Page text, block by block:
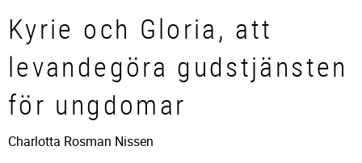
Kyrie och Gloria, att
levandegöra gudstjänsten
för ungdomar
Charlotta Rosman Nissen